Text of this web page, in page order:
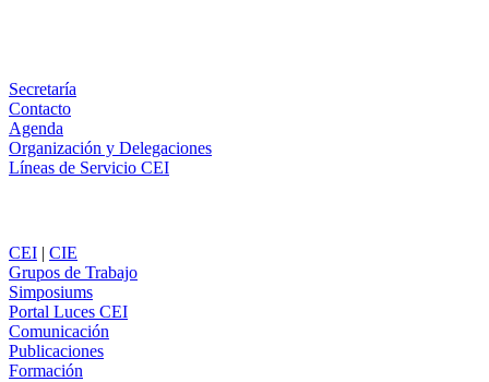
Secretaría
Contacto
Agenda
Organización y Delegaciones
Líneas de Servicio CEI
CEI | CIE
Grupos de Trabajo
Simposiums
Portal Luces CEI
Comunicación
Publicaciones
Formación